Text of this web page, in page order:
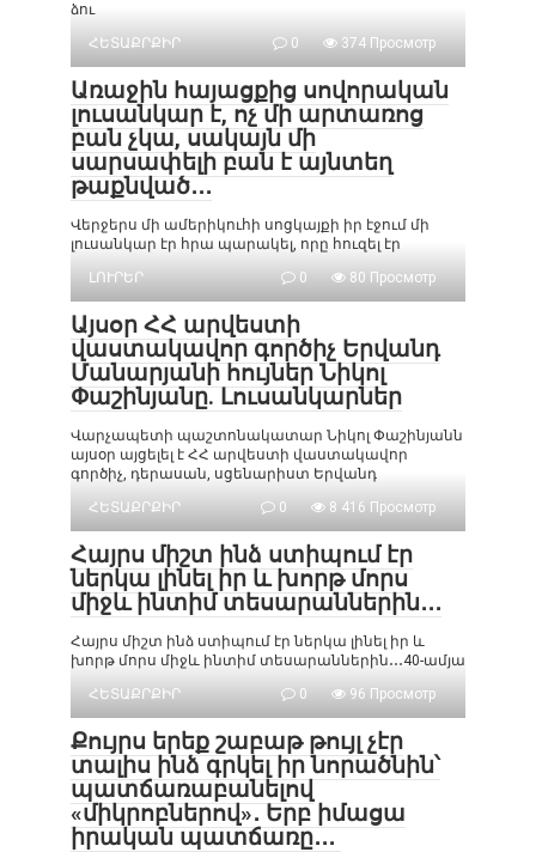
ձու
ՀԵՏԱՔՐՔԻՐ
0 374 Просмотр
Առաջին հայացքից սովորական
լուսանկար է, ոչ մի արտառոց
բան չկա, սակայն մի
սարսափելի բան է այնտեղ
թաքնված․․․
Վերջերս մի ամերիկուհի սոցկայքի իր էջում մի
լուսանկար էր հրա պարակել, որը հուզել էր
ԼՈՒՐԵՐ
0 80 Просмотр
Այսօր ՀՀ արվեստի
վաստակավոր գործիչ Երվանդ
Մանարյանի հույներ Նիկոլ
Փաշինյանը. Լուսանկարներ
Վարչապետի պաշտոնակատար Նիկոլ Փաշինյանն
այսօր այցելել է ՀՀ արվեստի վաստակավոր
գործիչ, դերասան, սցենարիստ Երվանդ
ՀԵՏԱՔՐՔԻՐ
0 8 416 Просмотр
Հայրս միշտ ինձ ստիպում էր
ներկա լինել իր և խորթ մորս
միջև ինտիմ տեսարաններին․․․
Հայրս միշտ ինձ ստիպում էր ներկա լինել իր և
խորթ մորս միջև ինտիմ տեսարաններին․․․40-ամյա
ՀԵՏԱՔՐՔԻՐ
0 96 Просмотр
Քույրս երեք շաբաթ թույլ չէր
տալիս ինձ գրկել իր նորածնին՝
պատճառաբանելով
«միկրոբներով»․ Երբ իմացա
իրական պատճառը․․․